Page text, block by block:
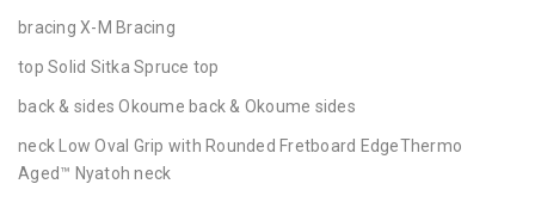
bracing X-M Bracing
top Solid Sitka Spruce top
back & sides Okoume back & Okoume sides
neck Low Oval Grip with Rounded Fretboard EdgeThermo
Aged™ Nyatoh neck